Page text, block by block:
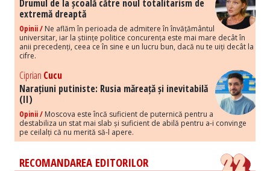
Drumul de la școală către noul totalitarism de
extremă dreaptă
Opinii / Ne aflăm în perioada de admitere în învățământul
universitar, iar la științe politice concurența este mai mare decât în
anii precedenți, ceea ce în sine e un lucru bun, dacă nu te uiți decât la
cifre.
Ciprian Cucu
Narațiuni putiniste: Rusia măreață și inevitabilă
(II)
Opinii / Moscova este încă suficient de puternică pentru a
destabiliza un stat mai slab și suficient de abilă pentru a-i convinge
pe ceilalți că nu merită să-l apere.
RECOMANDAREA EDITORILOR